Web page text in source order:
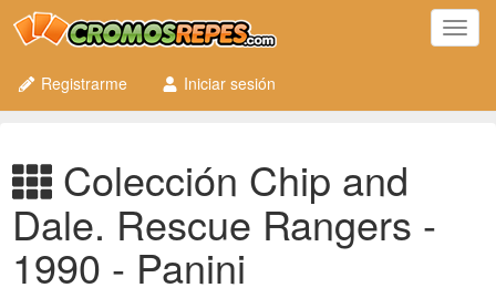
Registrarme
Iniciar sesión
Colección Chip and
Dale. Rescue Rangers -
1990 - Panini